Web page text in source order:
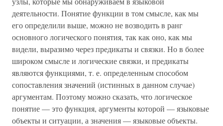
деятельности. Понятие функции в том смысле, как мы
его определили выше, можно не возводить в ранг
основного логического понятия, так как оно, как мы
видели, выразимо через предикаты и связки. Но в более
широком смысле и логические связки, и предикаты
являются функциями, т. е. определенным способом
сопоставления значений (истинных в данном случае)
аргументам. Поэтому можно сказать, что логическое
понятие — это функция, аргументы которой — языковые
объекты и ситуации, а значения — языковые объекты.